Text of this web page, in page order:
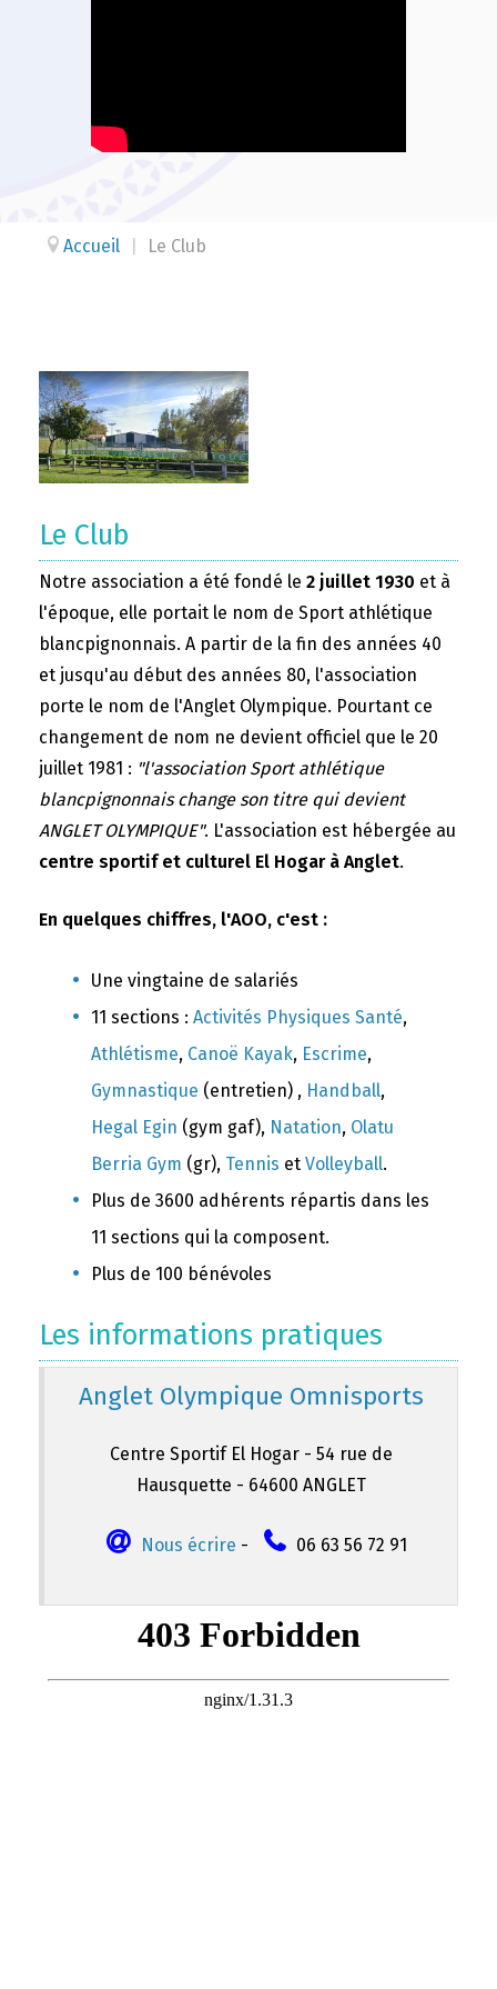
Accueil Le Club
Le Club
Notre association a été fondé le 2 juillet 1930 et à
l'époque, elle portait le nom de Sport athlétique
blancpignonnais. A partir de la fin des années 40
et jusqu'au début des années 80, l'association
porte le nom de l'Anglet Olympique. Pourtant ce
changement de nom ne devient officiel que le 20
juillet 1981 : "l'association Sport athlétique
blancpignonnais change son titre qui devient
ANGLET OLYMPIQUE". L'association est hébergée au
centre sportif et culturel El Hogar à Anglet.
En quelques chiffres, l'AOO, c'est :
Une vingtaine de salariés
11 sections : Activités Physiques Santé,
Athlétisme, Canoë Kayak, Escrime,
Gymnastique (entretien) , Handball,
Hegal Egin (gym gaf), Natation, Olatu
Berria Gym (gr), Tennis et Volleyball.
Plus de 3600 adhérents répartis dans les
11 sections qui la composent.
Plus de 100 bénévoles
Les informations pratiques
Anglet Olympique Omnisports
Centre Sportif El Hogar - 54 rue de
Hausquette - 64600 ANGLET
Nous écrire - 06 63 56 72 91